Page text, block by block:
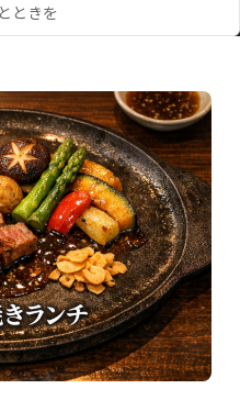
ときを